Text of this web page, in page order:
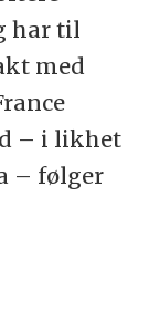
har til
med
– i likhet
– følger